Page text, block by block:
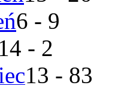
6 - 9
14 - 2
13 - 83